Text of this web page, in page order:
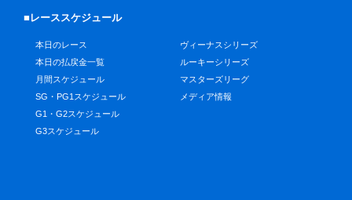
■レーススケジュール
本日のレース
本日の払戻金一覧
月間スケジュール
SG・PG1スケジュール
G1・G2スケジュール
G3スケジュール
ヴィーナスシリーズ
ルーキーシリーズ
マスターズリーグ
メディア情報